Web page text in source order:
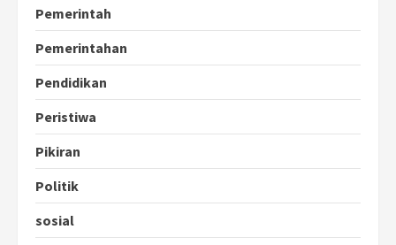
Pemerintah
Pemerintahan
Pendidikan
Peristiwa
Pikiran
Politik
sosial